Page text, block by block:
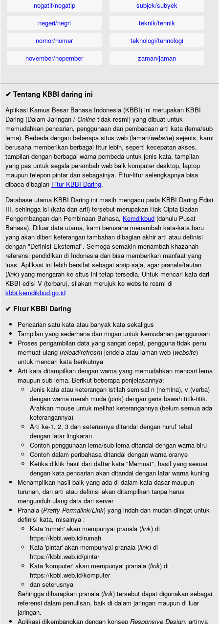
negatif/negatip
negeri/negri
nomor/nomer
november/nopember
subjek/subyek
teknik/tehnik
teknologi/tehnologi
zaman/jaman
✔ Tentang KBBI daring ini
Aplikasi Kamus Besar Bahasa Indonesia (KBBI) ini merupakan KBBI
Daring (Dalam Jaringan / Online tidak resmi) yang dibuat untuk
memudahkan pencarian, penggunaan dan pembacaan arti kata (lema/sub
lema). Berbeda dengan beberapa situs web (laman/website) sejenis, kami
berusaha memberikan berbagai fitur lebih, seperti kecepatan akses,
tampilan dengan berbagai warna pembeda untuk jenis kata, tampilan
yang pas untuk segala perambah web baik komputer desktop, laptop
maupun telepon pintar dan sebagainya. Fitur-fitur selengkapnya bisa
dibaca dibagian Fitur KBBI Daring.
Database utama KBBI Daring ini masih mengacu pada KBBI Daring Edisi
III, sehingga isi (kata dan arti) tersebut merupakan Hak Cipta Badan
Pengembangan dan Pembinaan Bahasa, Kemdikbud (dahulu Pusat
Bahasa). Diluar data utama, kami berusaha menambah kata-kata baru
yang akan diberi keterangan tambahan dibagian akhir arti atau definisi
dengan "Definisi Eksternal". Semoga semakin menambah khazanah
referensi pendidikan di Indonesia dan bisa memberikan manfaat yang
luas. Aplikasi ini lebih bersifat sebagai arsip saja, agar pranala/tautan
(link) yang mengarah ke situs ini tetap tersedia. Untuk mencari kata dari
KBBI edisi V (terbaru), silakan merujuk ke website resmi di
kbbi.kemdikbud.go.id
✔ Fitur KBBI Daring
Pencarian satu kata atau banyak kata sekaligus
Tampilan yang sederhana dan ringan untuk kemudahan penggunaan
Proses pengambilan data yang sangat cepat, pengguna tidak perlu
memuat ulang (reload/refresh) jendela atau laman web (website)
untuk mencari kata berikutnya
Arti kata ditampilkan dengan warna yang memudahkan mencari lema
maupun sub lema. Berikut beberapa penjelasannya:
Jenis kata atau keterangan istilah semisal n (nomina), v (verba)
dengan warna merah muda (pink) dengan garis bawah titik-titik.
Arahkan mouse untuk melihat keterangannya (belum semua ada
keterangannya)
Arti ke-1, 2, 3 dan seterusnya ditandai dengan huruf tebal
dengan latar lingkaran
Contoh penggunaan lema/sub-lema ditandai dengan warna biru
Contoh dalam peribahasa ditandai dengan warna oranye
Ketika diklik hasil dari daftar kata "Memuat", hasil yang sesuai
dengan kata pencarian akan ditandai dengan latar warna kuning
Menampilkan hasil baik yang ada di dalam kata dasar maupun
turunan, dan arti atau definisi akan ditampilkan tanpa harus
mengunduh ulang data dari server
Pranala (Pretty Permalink/Link) yang indah dan mudah diingat untuk
definisi kata, misalnya :
Kata 'rumah' akan mempunyai pranala (link) di
https://kbbi.web.id/rumah
Kata 'pintar' akan mempunyai pranala (link) di
https://kbbi.web.id/pintar
Kata 'komputer' akan mempunyai pranala (link) di
https://kbbi.web.id/komputer
dan seterusnya
Sehingga diharapkan pranala (link) tersebut dapat digunakan sebagai
referensi dalam penulisan, baik di dalam jaringan maupun di luar
jaringan.
Aplikasi dikembangkan dengan konsep Responsive Design, artinya